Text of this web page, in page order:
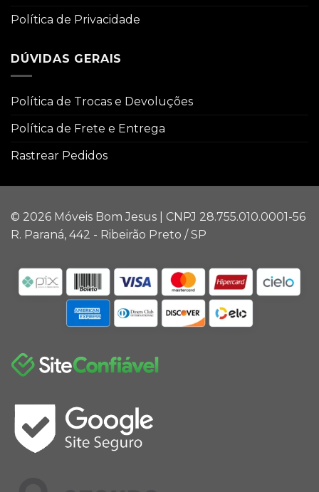
Política de Privacidade
DÚVIDAS GERAIS
Política de Trocas e Devoluções
Política de Frete e Entrega
Rastrear Pedidos
© 2026 Móveis Bom Jesus | CNPJ 28.755.010.0001-56
R. Paraná, 442 - Ribeirão Preto / SP